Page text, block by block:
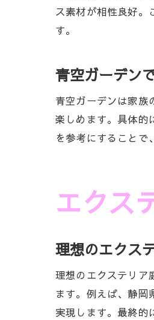
ス素材が相性良好。
す。
青空ガーデン
青空ガーデンは家族
楽しめます。具体的
を参考にすることで
エクス
理想のエクス
理想のエクステリア
ます。例えば、静岡
実現します。最終的